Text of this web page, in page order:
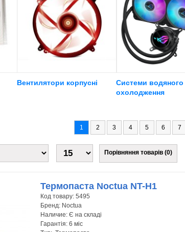
Вентилятори корпусні
Системи водяного
охолодження
1 2 3 4 5 6 7
Порівняння товарів (0)
Термопаста Noctua NT-H1
Код товару: 5495
Бренд: Noctua
Наличие: Є на складі
Гарантія: 6 міс